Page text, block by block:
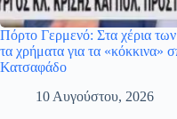
Πόρτο Γερμενό: Στα χέρια
τα χρήματα για τα «κόκκινα»
Κατσαφάδο
10 Αυγούστου, 2026